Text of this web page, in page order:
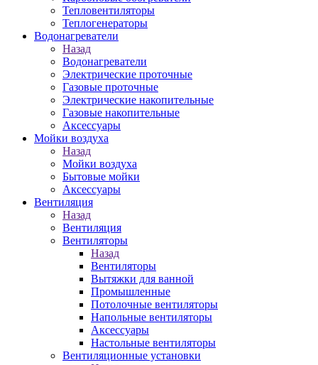
Тепловентиляторы
Теплогенераторы
Водонагреватели
Назад
Водонагреватели
Электрические проточные
Газовые проточные
Электрические накопительные
Газовые накопительные
Аксессуары
Мойки воздуха
Назад
Мойки воздуха
Бытовые мойки
Аксессуары
Вентиляция
Назад
Вентиляция
Вентиляторы
Назад
Вентиляторы
Вытяжки для ванной
Промышленные
Потолочные вентиляторы
Напольные вентиляторы
Аксессуары
Настольные вентиляторы
Вентиляционные установки